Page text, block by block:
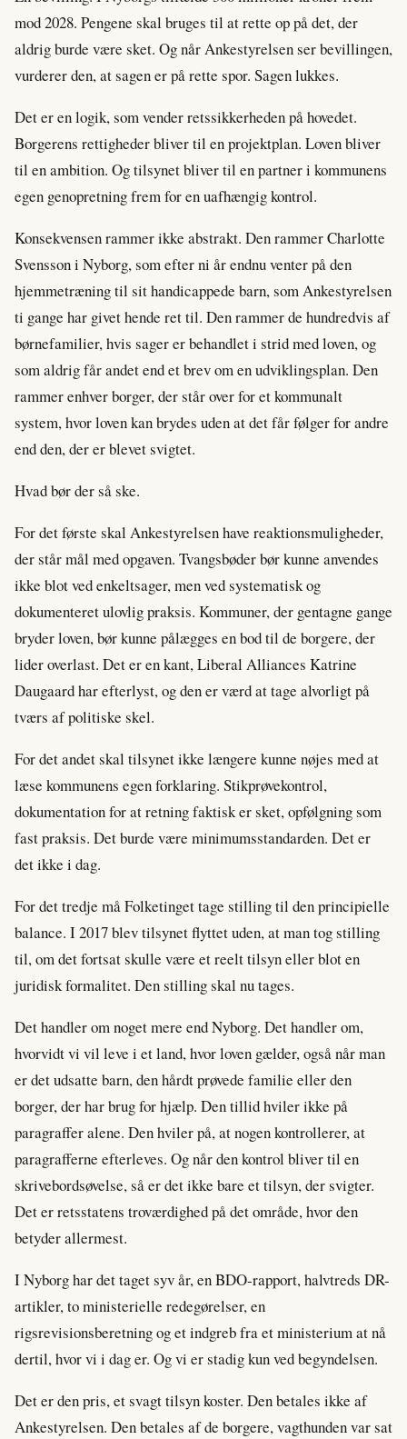
mod 2028. Pengene skal bruges til at rette op på det, der
aldrig burde være sket. Og når Ankestyrelsen ser bevillingen,
vurderer den, at sagen er på rette spor. Sagen lukkes.
Det er en logik, som vender retssikkerheden på hovedet.
Borgerens rettigheder bliver til en projektplan. Loven bliver
til en ambition. Og tilsynet bliver til en partner i kommunens
egen genopretning frem for en uafhængig kontrol.
Konsekvensen rammer ikke abstrakt. Den rammer Charlotte
Svensson i Nyborg, som efter ni år endnu venter på den
hjemmetræning til sit handicappede barn, som Ankestyrelsen
ti gange har givet hende ret til. Den rammer de hundredvis af
børnefamilier, hvis sager er behandlet i strid med loven, og
som aldrig får andet end et brev om en udviklingsplan. Den
rammer enhver borger, der står over for et kommunalt
system, hvor loven kan brydes uden at det får følger for andre
end den, der er blevet svigtet.
Hvad bør der så ske.
For det første skal Ankestyrelsen have reaktionsmuligheder,
der står mål med opgaven. Tvangsbøder bør kunne anvendes
ikke blot ved enkeltsager, men ved systematisk og
dokumenteret ulovlig praksis. Kommuner, der gentagne gange
bryder loven, bør kunne pålægges en bod til de borgere, der
lider overlast. Det er en kant, Liberal Alliances Katrine
Daugaard har efterlyst, og den er værd at tage alvorligt på
tværs af politiske skel.
For det andet skal tilsynet ikke længere kunne nøjes med at
læse kommunens egen forklaring. Stikprøvekontrol,
dokumentation for at retning faktisk er sket, opfølgning som
fast praksis. Det burde være minimumsstandarden. Det er
det ikke i dag.
For det tredje må Folketinget tage stilling til den principielle
balance. I 2017 blev tilsynet flyttet uden, at man tog stilling
til, om det fortsat skulle være et reelt tilsyn eller blot en
juridisk formalitet. Den stilling skal nu tages.
Det handler om noget mere end Nyborg. Det handler om,
hvorvidt vi vil leve i et land, hvor loven gælder, også når man
er det udsatte barn, den hårdt prøvede familie eller den
borger, der har brug for hjælp. Den tillid hviler ikke på
paragraffer alene. Den hviler på, at nogen kontrollerer, at
paragrafferne efterleves. Og når den kontrol bliver til en
skrivebordsøvelse, så er det ikke bare et tilsyn, der svigter.
Det er retsstatens troværdighed på det område, hvor den
betyder allermest.
I Nyborg har det taget syv år, en BDO-rapport, halvtreds DR-
artikler, to ministerielle redegørelser, en
rigsrevisionsberetning og et indgreb fra et ministerium at nå
dertil, hvor vi i dag er. Og vi er stadig kun ved begyndelsen.
Det er den pris, et svagt tilsyn koster. Den betales ikke af
Ankestyrelsen. Den betales af de borgere, vagthunden var sat